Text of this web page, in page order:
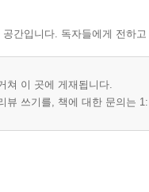
간입니다. 독자들에게 전하
쳐 이 곳에 게재됩니다.
뷰 쓰기를, 책에 대한 문의는